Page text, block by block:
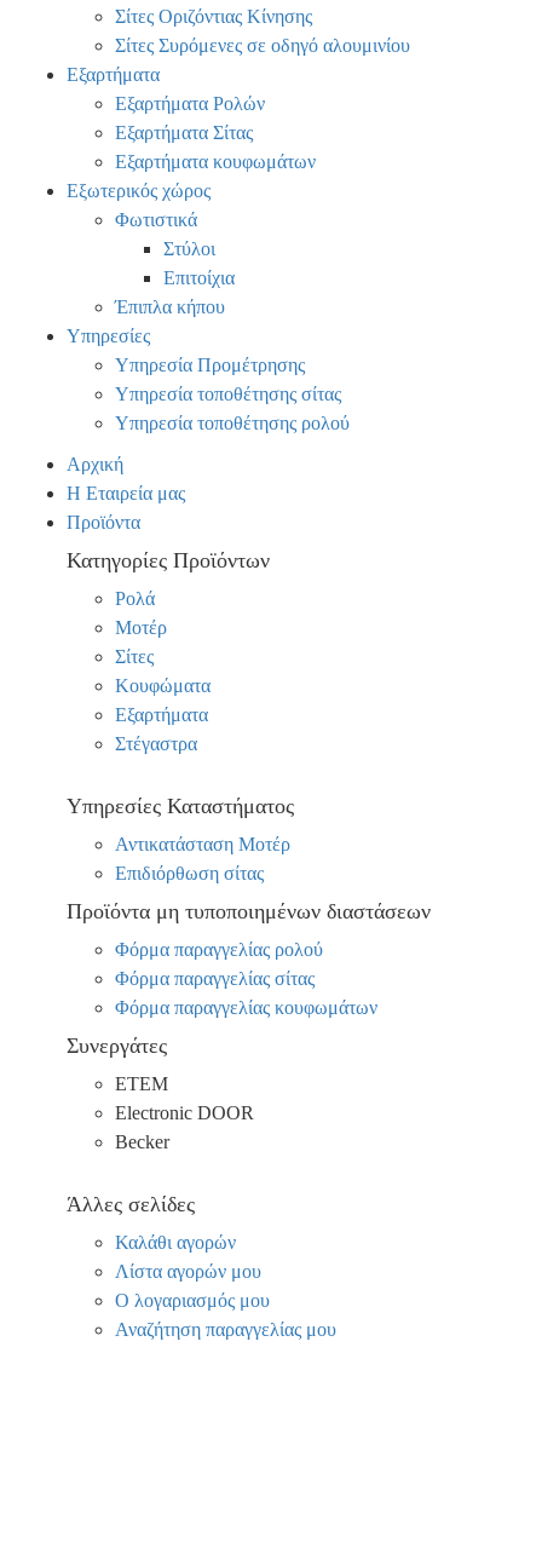
Σίτες Οριζόντιας Κίνησης
Σίτες Συρόμενες σε οδηγό αλουμινίου
Εξαρτήματα
Εξαρτήματα Ρολών
Εξαρτήματα Σίτας
Εξαρτήματα κουφωμάτων
Εξωτερικός χώρος
Φωτιστικά
Στύλοι
Επιτοίχια
Έπιπλα κήπου
Υπηρεσίες
Υπηρεσία Προμέτρησης
Υπηρεσία τοποθέτησης σίτας
Υπηρεσία τοποθέτησης ρολού
Αρχική
Η Εταιρεία μας
Προϊόντα
Κατηγορίες Προϊόντων
Ρολά
Μοτέρ
Σίτες
Κουφώματα
Εξαρτήματα
Στέγαστρα
Υπηρεσίες Καταστήματος
Αντικατάσταση Μοτέρ
Επιδιόρθωση σίτας
Προϊόντα μη τυποποιημένων διαστάσεων
Φόρμα παραγγελίας ρολού
Φόρμα παραγγελίας σίτας
Φόρμα παραγγελίας κουφωμάτων
Συνεργάτες
ΕΤΕΜ
Electronic DOOR
Becker
Άλλες σελίδες
Καλάθι αγορών
Λίστα αγορών μου
Ο λογαριασμός μου
Αναζήτηση παραγγελίας μου